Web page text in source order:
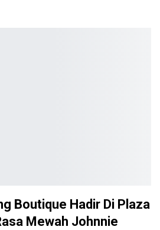
Boutique Hadir Di Plaza
Mewah Johnnie